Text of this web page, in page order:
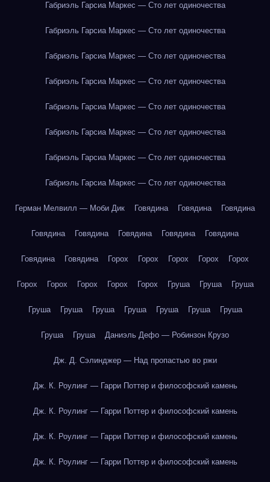
Габриэль Гарсиа Маркес — Сто лет одиночества
Габриэль Гарсиа Маркес — Сто лет одиночества
Габриэль Гарсиа Маркес — Сто лет одиночества
Габриэль Гарсиа Маркес — Сто лет одиночества
Габриэль Гарсиа Маркес — Сто лет одиночества
Габриэль Гарсиа Маркес — Сто лет одиночества
Габриэль Гарсиа Маркес — Сто лет одиночества
Габриэль Гарсиа Маркес — Сто лет одиночества
Герман Мелвилл — Моби Дик Говядина Говядина Говядина
Говядина Говядина Говядина Говядина Говядина
Говядина Говядина Горох Горох Горох Горох Горох
Горох Горох Горох Горох Горох Груша Груша Груша
Груша Груша Груша Груша Груша Груша Груша
Груша Груша Даниэль Дефо — Робинзон Крузо
Дж. Д. Сэлинджер — Над пропастью во ржи
Дж. К. Роулинг — Гарри Поттер и философский камень
Дж. К. Роулинг — Гарри Поттер и философский камень
Дж. К. Роулинг — Гарри Поттер и философский камень
Дж. К. Роулинг — Гарри Поттер и философский камень